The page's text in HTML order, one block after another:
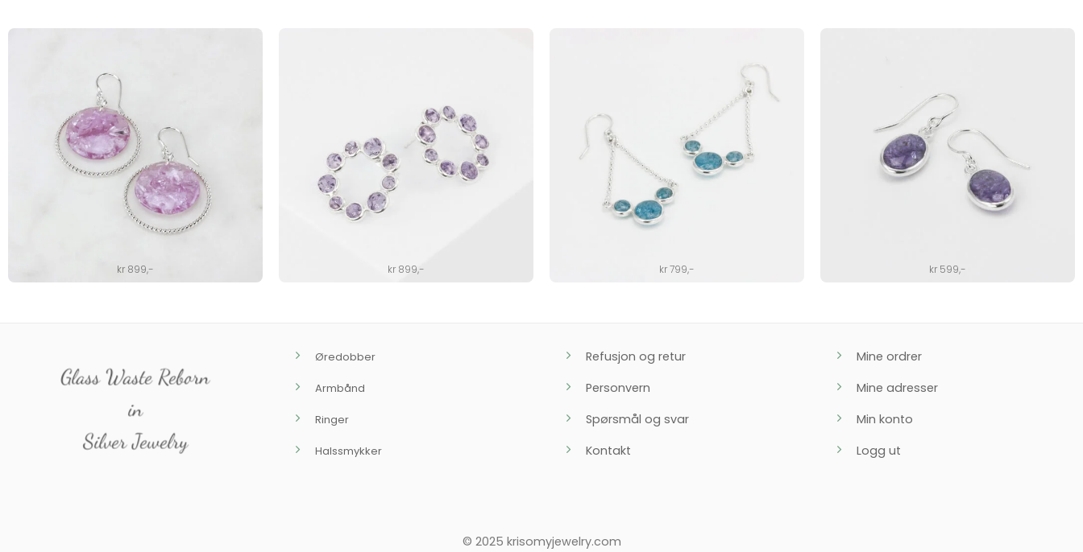
kr 899,- kr 899,- kr799,- kr 599,-
Glass Waste Reborn
in
Silver Jewelry
Øredobber
Armbånd
Ringer
Halssmykker
Refusjon og retur
Personvern
Spørsmål og svar
Kontakt
Mine ordrer
Mine adresser
Min konto
Logg ut
© 2025 krisomyjewelry.com